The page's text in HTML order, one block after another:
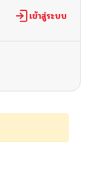
เข้าสู่ระบบ